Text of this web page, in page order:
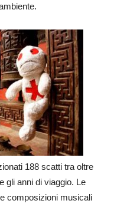
188 scatti tra oltre
gli anni di viaggio. Le
composizioni musicali